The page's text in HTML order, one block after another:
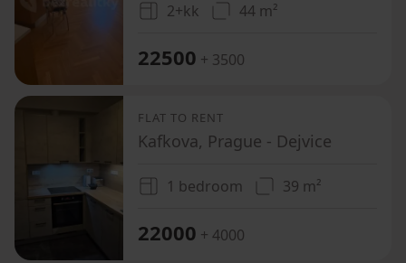
2+kk 44 m²
22500 + 3500
FLAT TO RENT
Kafkova, Prague - Dejvice
1 bedroom 39 m²
22000 + 4000